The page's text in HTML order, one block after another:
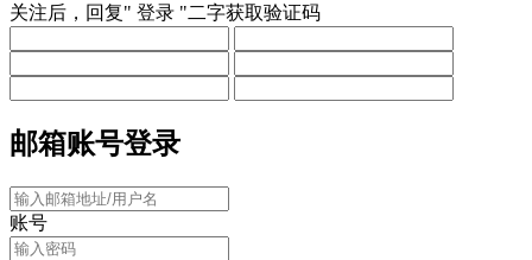
关注后，回复" 登录 "二字获取验证码
邮箱账号登录
账号